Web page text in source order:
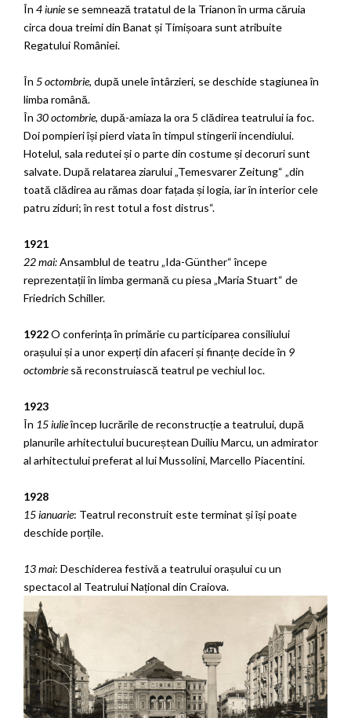
În 4 iuniese semnează tratatul de la Trianon în urma căruia
circa doua treimi din Banat și Timișoara sunt atribuite
Regatului României.
În 5 octombrie, după unele întârzieri, se deschide stagiunea în
limba română.
În 30 octombrie, după-amiaza la ora 5 clădirea teatrului ia foc.
Doi pompieri își pierd viata în timpul stingerii incendiului.
Hotelul, sala redutei și o parte din costume și decoruri sunt
salvate. După relatarea ziarului „Temesvarer Zeitung“ „din
toată clădirea au rămas doar fațada și logia, iar în interior cele
patru ziduri; în rest totul a fost distrus“.
1921
22 mai:Ansamblul de teatru „Ida-Günther“ începe
reprezentații în limba germană cu piesa „Maria Stuart“ de
Friedrich Schiller.
1922O conferința în primărie cu participarea consiliului
orașului și a unor experți din afaceri și finanțe decide în 9
octombriesă reconstruiască teatrul pe vechiul loc.
1923
În 15 iulieîncep lucrările de reconstrucție a teatrului, după
planurile arhitectului bucureștean Duiliu Marcu, un admirator
al arhitectului preferat al lui Mussolini, Marcello Piacentini.
1928
15 ianuarie: Teatrul reconstruit este terminat și își poate
deschide porțile.
13 mai: Deschiderea festivă a teatrului orașului cu un
spectacol al Teatrului Național din Craiova.